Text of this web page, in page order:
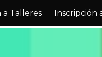
a Talleres Inscripción